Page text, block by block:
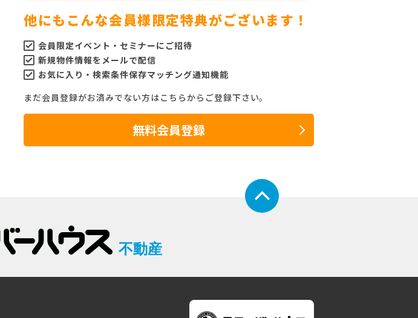
他にもこんな会員様限定特典がございます！
会員限定イベント・セミナーにご招待
新規物件情報をメールで配信
お気に入り・検索条件保存マッチング通知機能
まだ会員登録がお済みでない方はこちらからご登録下さい。
無料会員登録
不動産